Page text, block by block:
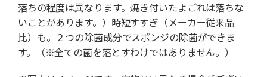
落ちの程度は異なります。焼き付いたよごれは落ちな
いことがあります。）時短すすぎ（メーカー従来品
比）も。２つの除菌成分でスポンジの除菌ができま
す。（※全ての菌を落とすわけではありません。）